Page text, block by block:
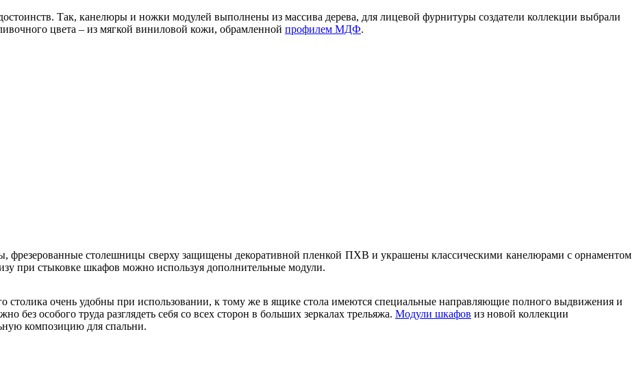
Так, канелюры и ножки модулей выполнены из массива дерева, для лицевой фурнитуры создатели коллекции выбрали
цвета – из мягкой виниловой кожи, обрамленной профилем МДФ.
фрезерованные столешницы сверху защищены декоративной пленкой ПХВ и украшены классическими канелюрами с орнаментом
при стыковке шкафов можно используя дополнительные модули.
столика очень удобны при использовании, к тому же в ящике стола имеются специальные направляющие полного выдвижения и
без особого труда разглядеть себя со всех сторон в больших зеркалах трельяжа. Модули шкафов из новой коллекции
композицию для спальни.